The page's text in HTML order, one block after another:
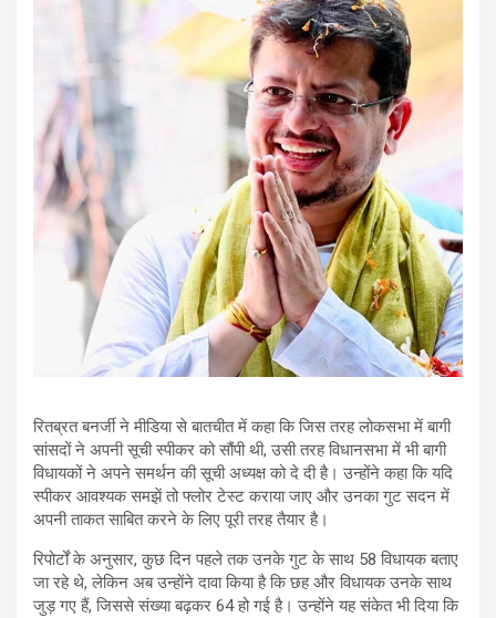
रितब्रत बनर्जी ने मीडिया से बातचीत में कहा कि जिस तरह लोकसभा में बागी
सांसदों ने अपनी सूची स्पीकर को सौंपी थी, उसी तरह विधानसभा में भी बागी
विधायकों ने अपने समर्थन की सूची अध्यक्ष को दे दी है। उन्होंने कहा कि यदि
स्पीकर आवश्यक समझें तो फ्लोर टेस्ट कराया जाए और उनका गुट सदन में
अपनी ताकत साबित करने के लिए पूरी तरह तैयार है।
रिपोर्टों के अनुसार, कुछ दिन पहले तक उनके गुट के साथ 58 विधायक बताए
जा रहे थे, लेकिन अब उन्होंने दावा किया है कि छह और विधायक उनके साथ
जुड़ गए हैं, जिससे संख्या बढ़कर 64 हो गई है। उन्होंने यह संकेत भी दिया कि